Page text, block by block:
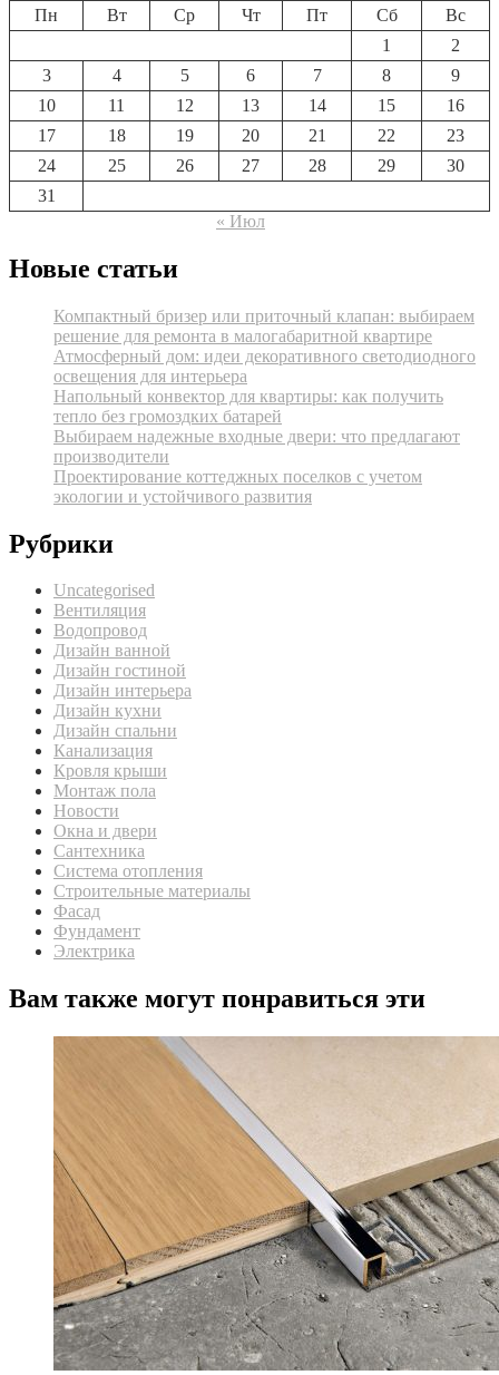
Пн
Вт Ср Чт Пт Сб
Вс
1
2
3
4 5 6 7 8
9
10
11 12 13 14 15
16
17
18 19 20 21 22
23
24
25 26 27 28 29
30
31
« Июл
Новые статьи
Компактный бризер или приточный клапан: выбираем
решение для ремонта в малогабаритной квартире
Атмосферный дом: идеи декоративного светодиодного
освещения для интерьера
Напольный конвектор для квартиры: как получить
тепло без громоздких батарей
Выбираем надежные входные двери: что предлагают
производители
Проектирование коттеджных поселков с учетом
экологии и устойчивого развития
Рубрики
Uncategorised
Вентиляция
Водопровод
Дизайн ванной
Дизайн гостиной
Дизайн интерьера
Дизайн кухни
Дизайн спальни
Канализация
Кровля крыши
Монтаж пола
Новости
Окна и двери
Сантехника
Система отопления
Строительные материалы
Фасад
Фундамент
Электрика
Вам также могут понравиться эти